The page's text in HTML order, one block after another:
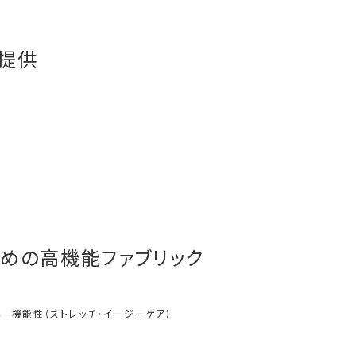
供
の高機能ファブリック
機能性（ストレッチ・イージーケア）